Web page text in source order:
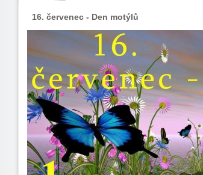
16. červenec - Den motýlů